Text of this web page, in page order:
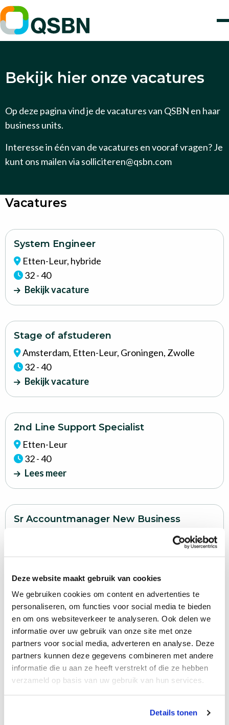
Deze website maakt gebruik van cookies
We gebruiken cookies om content en advertenties te
personaliseren, om functies voor social media te bieden
en om ons websiteverkeer te analyseren. Ook delen we
informatie over uw gebruik van onze site met onze
partners voor social media, adverteren en analyse. Deze
partners kunnen deze gegevens combineren met andere
informatie die u aan ze heeft verstrekt of die ze hebben
verzameld op basis van uw gebruik van hun services.
Details tonen
Bekijk hier onze vacatures
Op deze pagina vind je de vacatures van QSBN en haar
business units.
Interesse in één van de vacatures en vooraf vragen? Je
kunt ons mailen via solliciteren@qsbn.com
Vacatures
System Engineer
Etten-Leur, hybride
32 - 40
Bekijk vacature
Lees
meer
over
Bekijk
vacature
Stage of afstuderen
Amsterdam, Etten-Leur, Groningen, Zwolle
32 - 40
Bekijk vacature
Lees
meer
over
Bekijk
vacature
2nd Line Support Specialist
Etten-Leur
32 - 40
Lees meer
Lees
meer
Sr Accountmanager New Business
Lees
meer
Functional Application Manager
Etten-Leur, hybride
32 - 40
Lees meer
Lees
meer
Lees